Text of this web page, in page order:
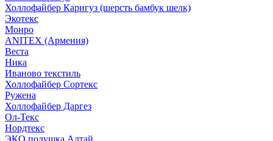
Холлофайбер Каригуз (шерсть бамбук шелк)
Экотекс
Монро
ANITEX (Армения)
Веста
Ника
Иваново текстиль
Холлофайбер Сортекс
Ружена
Холлофайбер Даргез
Ол-Текс
Нордтекс
ЭКО подушка Алтай